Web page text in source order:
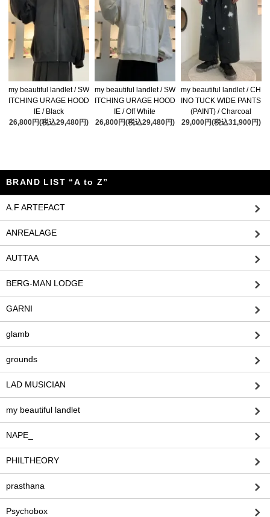
my beautiful landlet / SW
ITCHING URAGE HOOD
IE / Black
26,800円(税込29,480円)
my beautiful landlet / SW
ITCHING URAGE HOOD
IE / Off White
26,800円(税込29,480円)
my beautiful landlet / CH
INO TUCK WIDE PANTS
(PAINT) / Charcoal
29,000円(税込31,900円)
BRAND LIST “A to Z”
A.F ARTEFACT
ANREALAGE
AUTTAA
BERG-MAN LODGE
GARNI
glamb
grounds
LAD MUSICIAN
my beautiful landlet
NAPE_
PHILTHEORY
prasthana
Psychobox